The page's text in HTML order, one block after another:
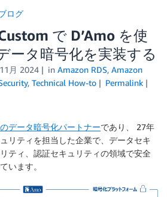
ログ
で D’Amo を使
ータ暗号化を実装する
月 2024 in Amazon RDS, Amazon
, Technical How-to
Permalink
データ暗号化パートナーであり、 27年
リティを担当した企業で、データセキ
ティ、認証セキュリティの領域で安全
います。